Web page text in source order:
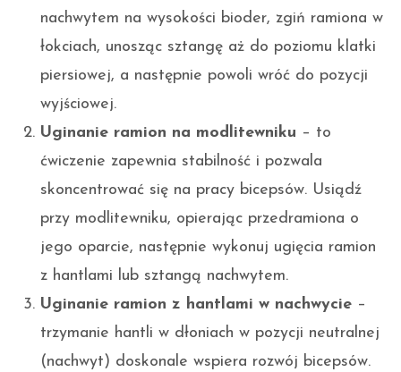
nachwytem na wysokości bioder, zgiń ramiona w
łokciach, unosząc sztangę aż do poziomu klatki
piersiowej, a następnie powoli wróć do pozycji
wyjściowej.
Uginanie ramion na modlitewniku – to
ćwiczenie zapewnia stabilność i pozwala
skoncentrować się na pracy bicepsów. Usiądź
przy modlitewniku, opierając przedramiona o
jego oparcie, następnie wykonuj ugięcia ramion
z hantlami lub sztangą nachwytem.
Uginanie ramion z hantlami w nachwycie –
trzymanie hantli w dłoniach w pozycji neutralnej
(nachwyt) doskonale wspiera rozwój bicepsów.